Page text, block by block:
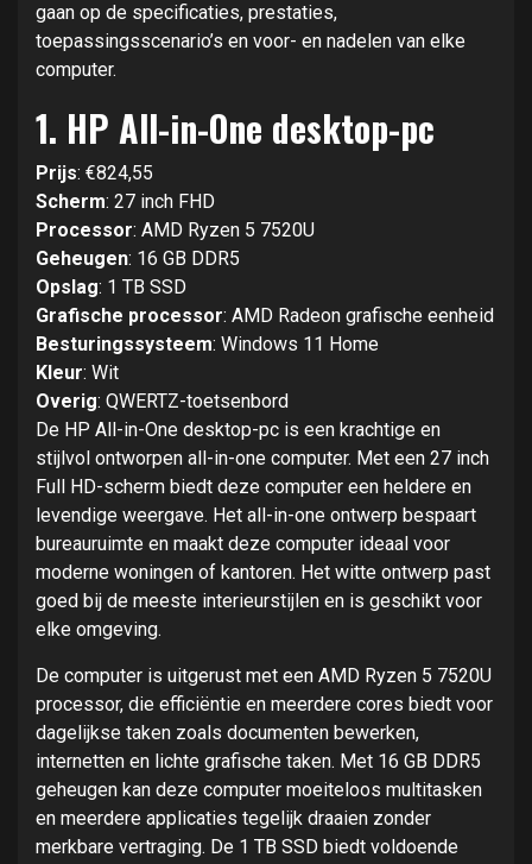
gaan op de specificaties, prestaties,
toepassingsscenario’s en voor- en nadelen van elke
computer.
1. HP All-in-One desktop-pc
Prijs: €824,55
Scherm: 27 inch FHD
Processor: AMD Ryzen 5 7520U
Geheugen: 16 GB DDR5
Opslag: 1 TB SSD
Grafische processor: AMD Radeon grafische eenheid
Besturingssysteem: Windows 11 Home
Kleur: Wit
Overig: QWERTZ-toetsenbord
De HP All-in-One desktop-pc is een krachtige en
stijlvol ontworpen all-in-one computer. Met een 27 inch
Full HD-scherm biedt deze computer een heldere en
levendige weergave. Het all-in-one ontwerp bespaart
bureauruimte en maakt deze computer ideaal voor
moderne woningen of kantoren. Het witte ontwerp past
goed bij de meeste interieurstijlen en is geschikt voor
elke omgeving.
De computer is uitgerust met een AMD Ryzen 5 7520U
processor, die efficiëntie en meerdere cores biedt voor
dagelijkse taken zoals documenten bewerken,
internetten en lichte grafische taken. Met 16 GB DDR5
geheugen kan deze computer moeiteloos multitasken
en meerdere applicaties tegelijk draaien zonder
merkbare vertraging. De 1 TB SSD biedt voldoende